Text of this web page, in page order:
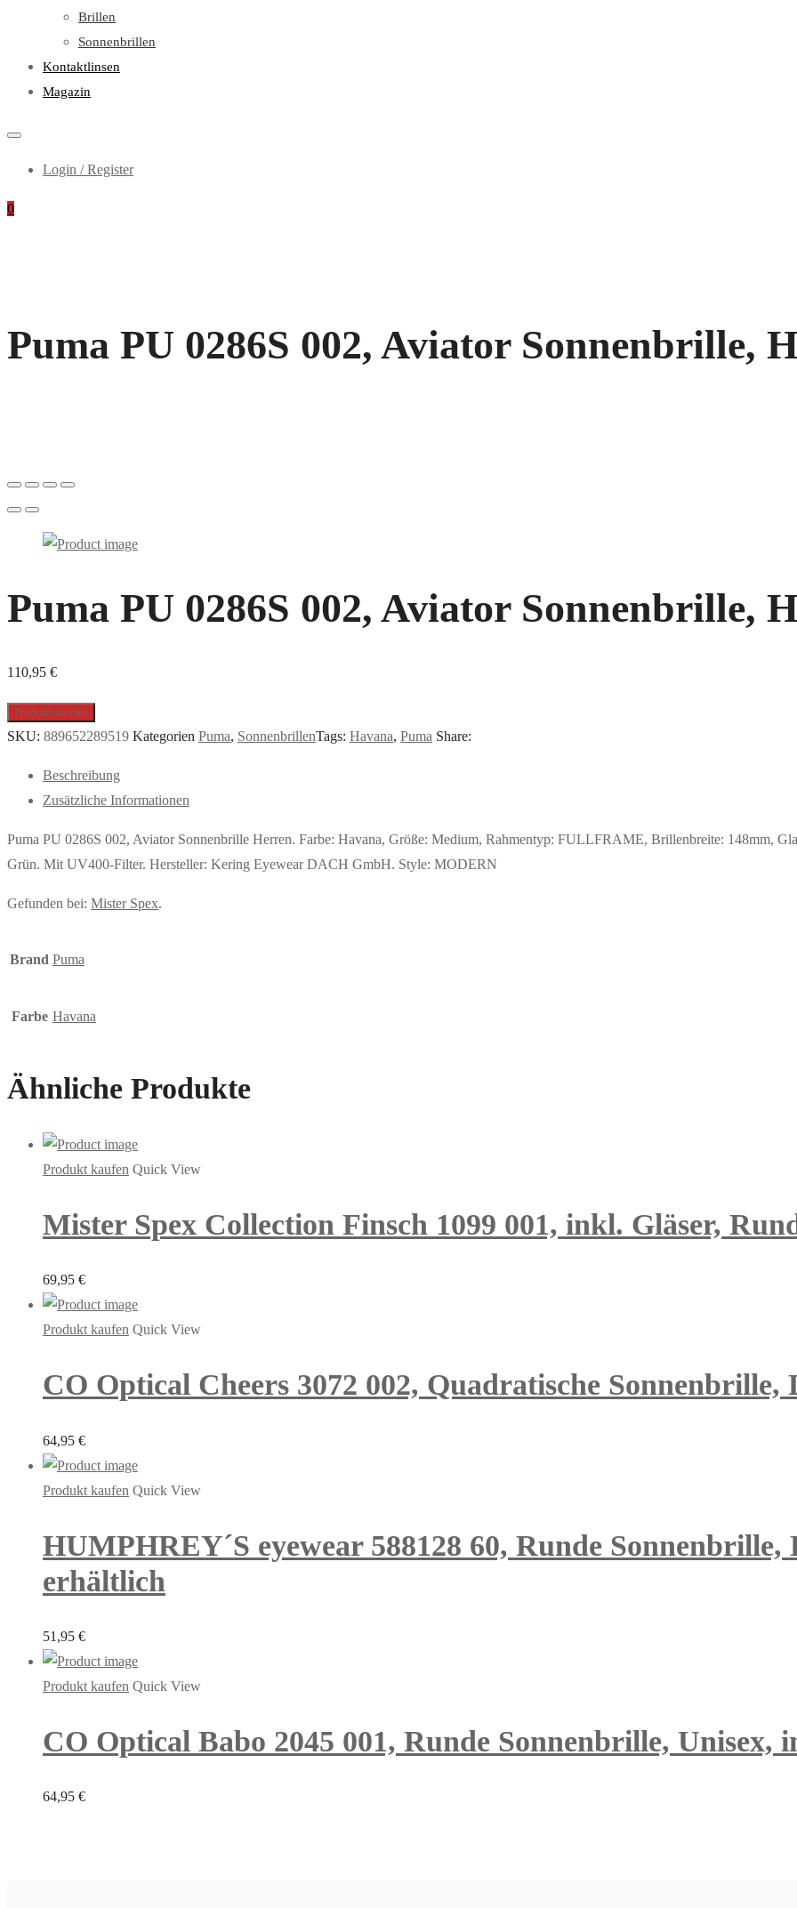
Brillen
Sonnenbrillen
Kontaktlinsen
Magazin
Login / Register
0
Puma PU 0286S 002, Aviator Sonnenbrille,
Puma PU 0286S 002, Aviator Sonnenbrille,
110,95 €
Produkt kaufen
SKU: 889652289519 Kategorien Puma, SonnenbrillenTags: Havana, Puma Share:
Beschreibung
Zusätzliche Informationen
Puma PU 0286S 002, Aviator Sonnenbrille Herren. Farbe: Havana, Größe: Medium, Rahmentyp: FULLFRAME, Brillenbreite: 148mm,
Grün. Mit UV400-Filter. Hersteller: Kering Eyewear DACH GmbH. Style: MODERN
Gefunden bei: Mister Spex.
Brand Puma
Farbe Havana
Ähnliche Produkte
Produkt kaufen Quick View
Mister Spex Collection Finsch 1099 001, inkl. Gläser,
69,95 €
Produkt kaufen Quick View
CO Optical Cheers 3072 002, Quadratische Sonnenbrille,
64,95 €
Produkt kaufen Quick View
HUMPHREY´S eyewear 588128 60, Runde Sonnenbrille,
erhältlich
51,95 €
Produkt kaufen Quick View
CO Optical Babo 2045 001, Runde Sonnenbrille, Unisex,
64,95 €